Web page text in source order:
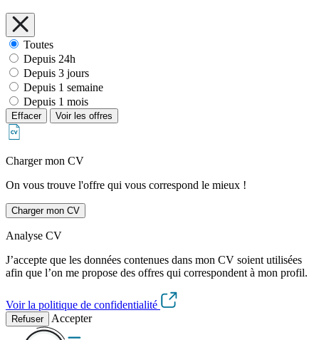
Toutes
Depuis 24h
Depuis 3 jours
Depuis 1 semaine
Depuis 1 mois
Effacer Voir les offres
Charger mon CV
On vous trouve l'offre qui vous correspond le mieux !
Charger mon CV
Analyse CV
J’accepte que les données contenues dans mon CV soient utilisées
afin que l’on me propose des offres qui correspondent à mon profil.
Voir la politique de confidentialité
Refuser Accepter